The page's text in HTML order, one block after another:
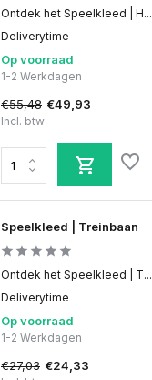
Ontdek het Speelkleed | H...
Deliverytime
Op voorraad
1-2 Werkdagen
€55,48 €49,93
Incl. btw
Speelkleed | Treinbaan
Ontdek het Speelkleed | T...
Deliverytime
Op voorraad
1-2 Werkdagen
€27,03 €24,33